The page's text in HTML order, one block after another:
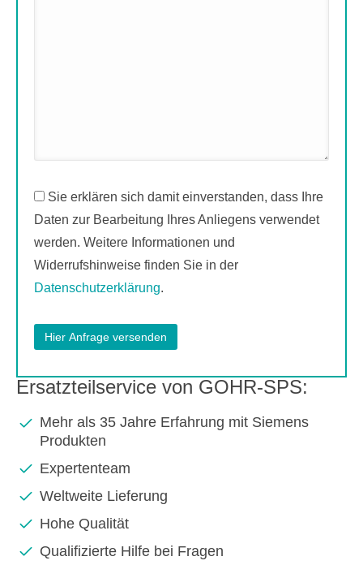
Sie erklären sich damit einverstanden, dass Ihre
Daten zur Bearbeitung Ihres Anliegens verwendet
werden. Weitere Informationen und
Widerrufshinweise finden Sie in der
Datenschutzerklärung.
Ersatzteilservice von GOHR-SPS:
Mehr als 35 Jahre Erfahrung mit Siemens
Produkten
Expertenteam
Weltweite Lieferung
Hohe Qualität
Qualifizierte Hilfe bei Fragen